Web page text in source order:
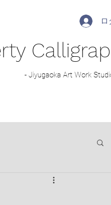
ロ
- Jiyugaoka Art Work